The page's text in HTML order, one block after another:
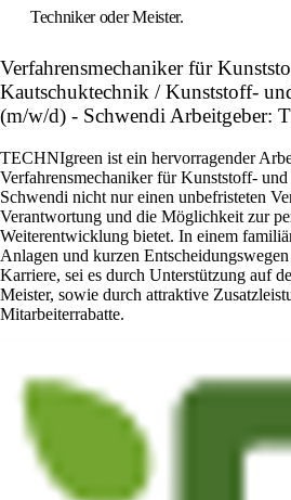
Techniker oder Meister.
Verfahrensmechaniker für
Kautschuktechnik / Kunststoff-
(m/w/d) - Schwendi Arbeitgeber:
TECHNIgreen ist ein hervorragender
Verfahrensmechaniker für Kunststoff-
Schwendi nicht nur einen unbefristeten
Verantwortung und die Möglichkeit zur
Weiterentwicklung bietet. In einem
Anlagen und kurzen
Karriere, sei es durch Unterstützung auf
Meister, sowie durch attraktive
Mitarbeiterrabatte.